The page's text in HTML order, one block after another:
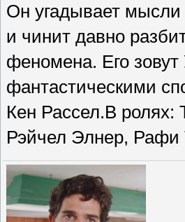
Он угадывает мысли
и чинит давно
феномена. Его
фантастическими
Кен Рассел.В
Рэйчел Элнер, Рафи